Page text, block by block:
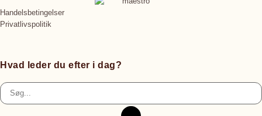
Handelsbetingelser
Privatlivspolitik
Hvad leder du efter i dag?